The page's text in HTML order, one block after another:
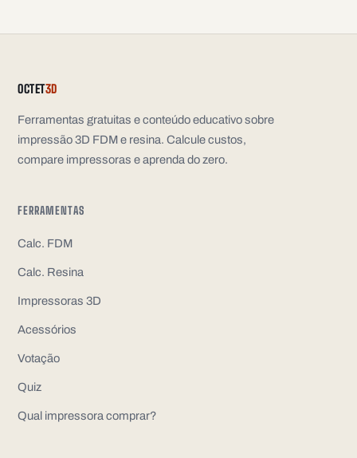
OCTET3D
Ferramentas gratuitas e conteúdo educativo sobre
impressão 3D FDM e resina. Calcule custos,
compare impressoras e aprenda do zero.
FERRAMENTAS
Calc. FDM
Calc. Resina
Impressoras 3D
Acessórios
Votação
Quiz
Qual impressora comprar?